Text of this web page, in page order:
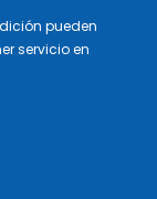
pueden
servicio en